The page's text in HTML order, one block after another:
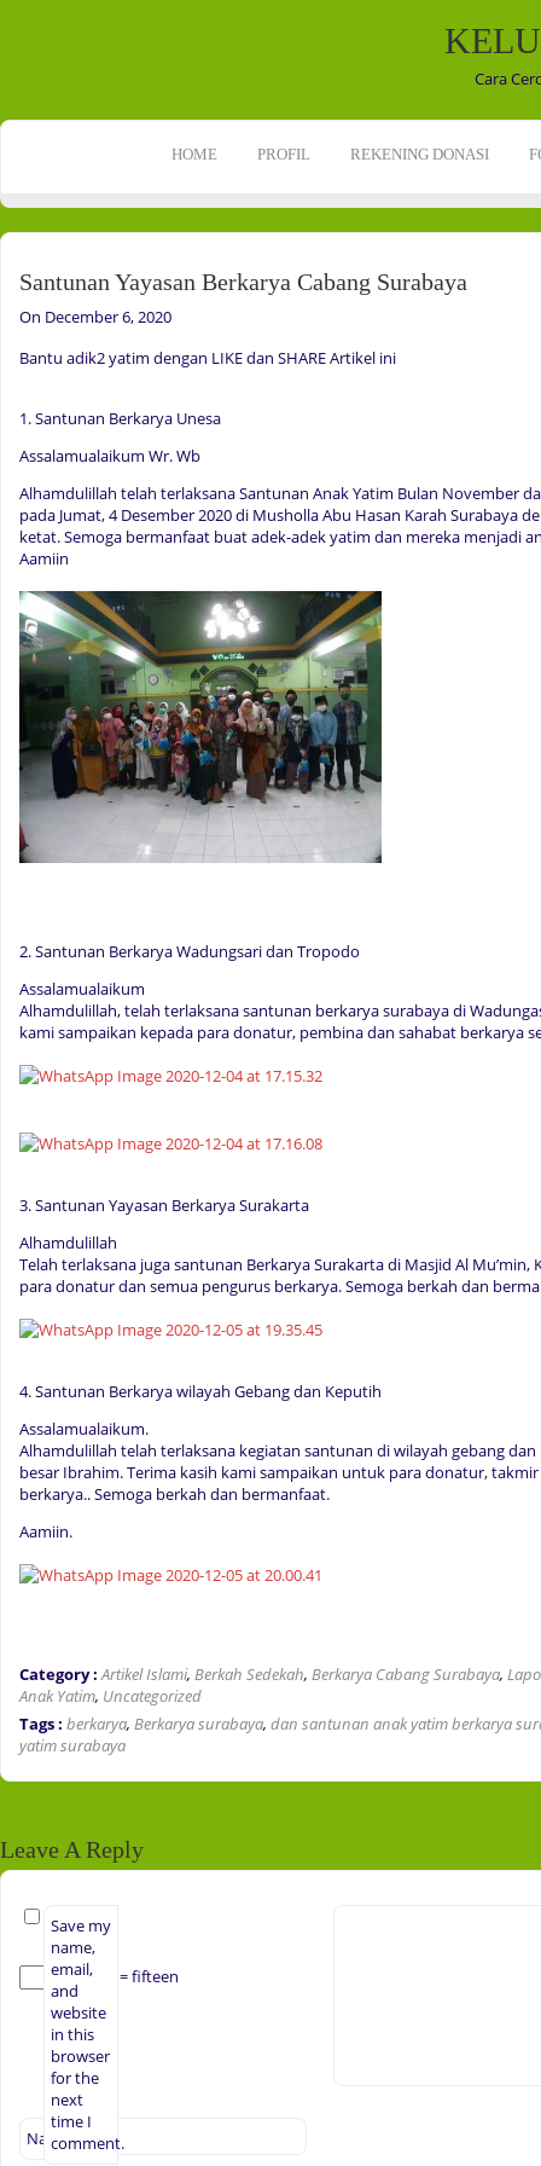
Cara
HOME PROFIL REKENING DONASI
Santunan Yayasan Berkarya Cabang Surabaya
On December 6, 2020
Bantu adik2 yatim dengan LIKE dan SHARE Artikel ini
1. Santunan Berkarya Unesa
Assalamualaikum Wr. Wb
Alhamdulillah telah terlaksana Santunan Anak Yatim Bulan November
pada Jumat, 4 Desember 2020 di Musholla Abu Hasan Karah Surabaya
ketat. Semoga bermanfaat buat adek-adek yatim dan mereka menjadi
Aamiin
2. Santunan Berkarya Wadungsari dan Tropodo
Assalamualaikum
Alhamdulillah, telah terlaksana santunan berkarya surabaya di
kami sampaikan kepada para donatur, pembina dan sahabat berkarya
3. Santunan Yayasan Berkarya Surakarta
Alhamdulillah
Telah terlaksana juga santunan Berkarya Surakarta di Masjid Al Mu’min,
para donatur dan semua pengurus berkarya. Semoga berkah dan
4. Santunan Berkarya wilayah Gebang dan Keputih
Assalamualaikum.
Alhamdulillah telah terlaksana kegiatan santunan di wilayah gebang
besar Ibrahim. Terima kasih kami sampaikan untuk para donatur,
berkarya.. Semoga berkah dan bermanfaat.
Aamiin.
Category : Artikel Islami, Berkah Sedekah, Berkarya Cabang Surabaya,
Anak Yatim, Uncategorized
Tags : berkarya, Berkarya surabaya, dan santunan anak yatim berkarya
yatim surabaya
Leave A Reply
Name*
Save my
name,
email,
and
website
in this
browser
for the
next
time I
comment.
× 3 = fifteen